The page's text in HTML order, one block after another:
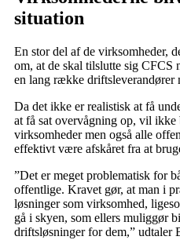
situation
En stor del af de virksomheder,
om, at de skal tilslutte sig CFCS
en lang række driftsleverandører
Da det ikke er realistisk at få
at få sat overvågning op, vil ikke
virksomheder men også alle
effektivt være afskåret fra at
”Det er meget problematisk for
offentlige. Kravet gør, at man i
løsninger som virksomhed,
gå i skyen, som ellers muliggør
driftsløsninger for dem,” udtaler